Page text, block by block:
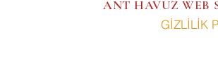
GİZLİLİK
ANT HAVUZ WEB